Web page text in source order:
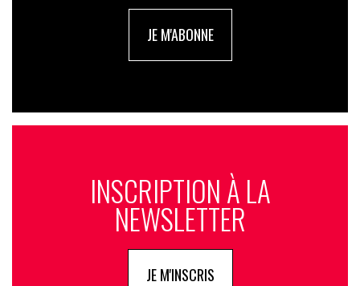
JE M'ABONNE
INSCRIPTION À LA
NEWSLETTER
JE M'INSCRIS